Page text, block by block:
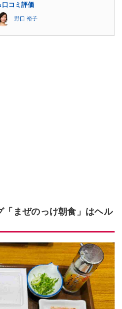
口コミ評価
野口 裕子
「まぜのっけ朝食」はヘル